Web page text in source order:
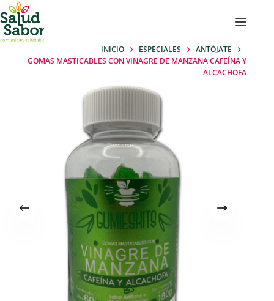
Saltar
al
contenido
INICIO ESPECIALES
ANTÓJATE
GOMAS MASTICABLES CON VINAGRE DE MANZANA CAFEÍNA Y
ALCACHOFA